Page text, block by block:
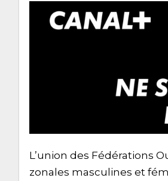
L’union des Fédérations
zonales masculines et